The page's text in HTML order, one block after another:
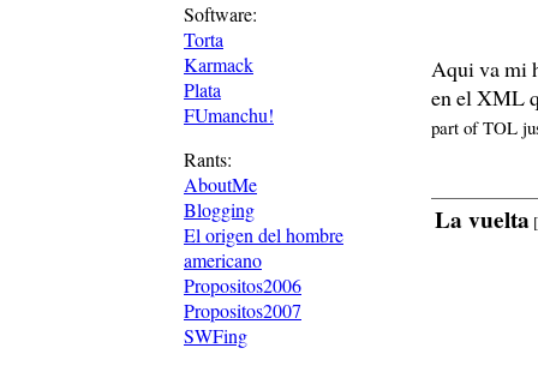
Software:
Torta
Karmack
Plata
FUmanchu!
Rants:
AboutMe
Blogging
El origen del hombre
americano
Propositos2006
Propositos2007
SWFing
Aqui va mi
en el XML
part of TOL
La vuelta [